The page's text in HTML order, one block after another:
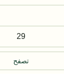
29
تصفح